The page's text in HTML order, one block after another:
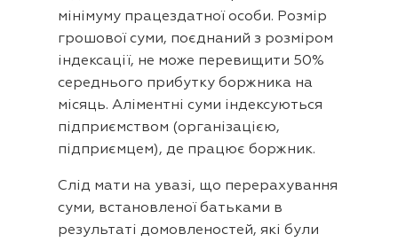
мінімуму працездатної особи. Розмір
грошової суми, поєднаний з розміром
індексації, не може перевищити 50%
середнього прибутку боржника на
місяць. Аліментні суми індексуються
підприємством (організацією,
підприємцем), де працює боржник.
Слід мати на увазі, що перерахування
суми, встановленої батьками в
результаті домовленостей, які були